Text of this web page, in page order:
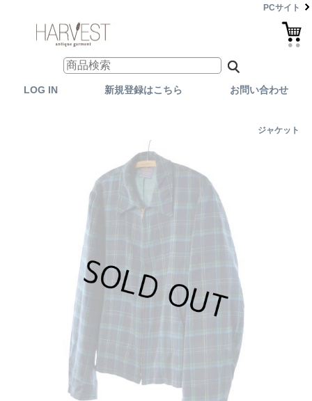
PCサイト
LOG IN 新規登録はこちら お問い合わせ
ジャケット